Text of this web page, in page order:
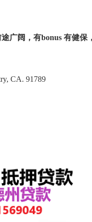
广阔，有bonus 有健
CA. 91789